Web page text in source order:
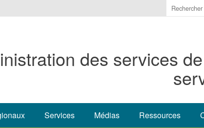
Enter
the
to
search
for.
des services
Services Médias Ressources